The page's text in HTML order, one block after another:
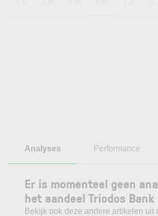
Analyses Performance
Er is momenteel geen
het aandeel Triodos Bank
Bekijk ook deze andere artikelen uit